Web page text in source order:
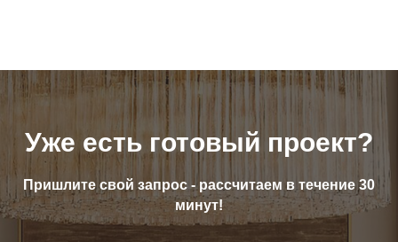
Уже есть готовый проект?
Пришлите свой запрос - рассчитаем в течение 30
минут!